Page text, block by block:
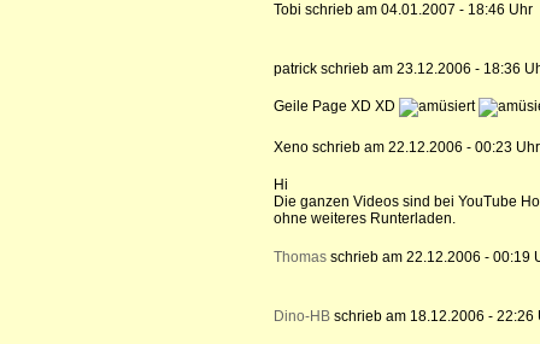
Tobi schrieb am 04.01.2007 - 18:46 Uhr
patrick schrieb am 23.12.2006 - 18:36
Geile Page XD XD
Xeno schrieb am 22.12.2006 - 00:23 Uhr
Hi
Die ganzen Videos sind bei YouTube
ohne weiteres Runterladen.
Thomasschrieb am 22.12.2006 - 00:19
Dino-HBschrieb am 18.12.2006 - 22:26